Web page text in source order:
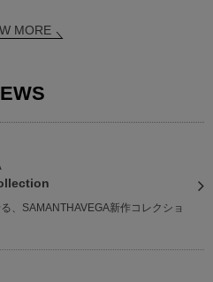
MORE
、SAMANTHAVEGA新作コレクショ